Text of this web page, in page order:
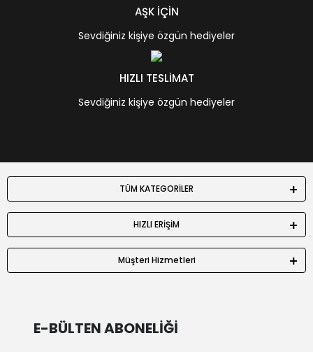
AŞK İÇİN
Sevdiğiniz kişiye özgün hediyeler
HIZLI TESLİMAT
Sevdiğiniz kişiye özgün hediyeler
TÜM KATEGORİLER
HIZLI ERİŞİM
Müşteri Hizmetleri
E-BÜLTEN ABONELİĞİ